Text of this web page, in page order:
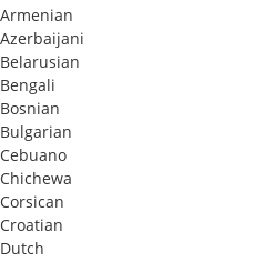
Armenian
Azerbaijani
Belarusian
Bengali
Bosnian
Bulgarian
Cebuano
Chichewa
Corsican
Croatian
Dutch